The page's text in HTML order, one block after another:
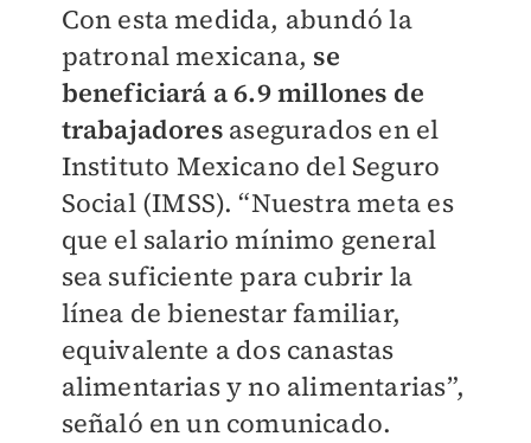
Con esta medida, abundó la
patronal mexicana, se
beneficiará a 6.9 millones de
trabajadores asegurados en el
Instituto Mexicano del Seguro
Social (IMSS). “Nuestra meta es
que el salario mínimo general
sea suficiente para cubrir la
línea de bienestar familiar,
equivalente a dos canastas
alimentarias y no alimentarias”,
señaló en un comunicado.